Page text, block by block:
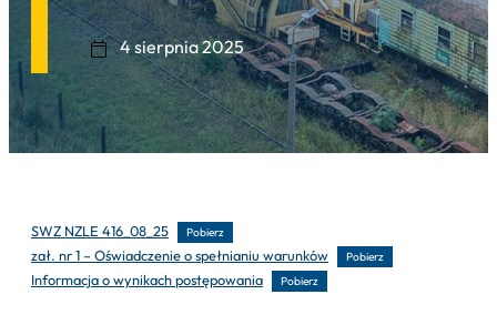
4 sierpnia 2025
SWZ NZLE 416_08_25 Pobierz
zał. nr 1 – Oświadczenie o spełnianiu warunków Pobierz
Informacja o wynikach postępowania Pobierz